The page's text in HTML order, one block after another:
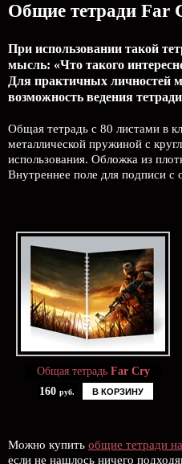
Общие тетради Far
При использовании такой
мысль: «Что такого
Для практичных личностей
возможность ведения
Общая тетрадь с 80 листами в
металлической пружиной с
использования. Обложка из
Внутреннее поле для подписи с
Общая тетрадь Far Cry
160 руб. В КОРЗИНУ
Можно купить общие тетради
если не нашлось ничего